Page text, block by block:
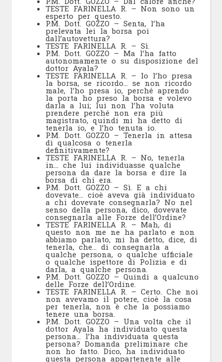
TESTE FARINELLA R. – Non sono un
esperto per questo.
P.M. Dott. GOZZO – Senta, l’ha
prelevata lei la borsa poi
dall’autovettura?
TESTE FARINELLA R. – Sì.
P.M. Dott. GOZZO – Ma l’ha fatto
autonomamente o su disposizione del
dottor Ayala?
TESTE FARINELLA R. – Io l’ho presa
la borsa, se ricordo… se non ricordo
male, l’ho presa io, perché aprendo
la porta ho preso la borsa e volevo
darla a lui; lui non l’ha voluta
prendere perché non era più
magistrato, quindi mi ha detto di
tenerla io, e l’ho tenuta io.
P.M. Dott. GOZZO – Tenerla in attesa
di qualcosa o tenerla
definitivamente?
TESTE FARINELLA R. – No, tenerla
in… che lui individuasse qualche
persona da dare la borsa e dire la
borsa di chi era.
P.M. Dott. GOZZO – Sì. E a chi
dovevate… cioè aveva già individuato
a chi dovevate consegnarla? No nel
senso della persona, dico, dovevate
consegnarla alle Forze dell’Ordine?
TESTE FARINELLA R. – Mah, di
questo non me ne ha parlato e non
abbiamo parlato, mi ha detto, dice, di
tenerla, che… di consegnarla a
qualche persona, o qualche ufficiale
o qualche ispettore di Polizia e di
darla, a qualche persona.
P.M. Dott. GOZZO – Quindi a qualcuno
delle Forze dell’Ordine.
TESTE FARINELLA R. – Certo. Che noi
non avevamo il potere, cioè la cosa
per tenerla, non è che la possiamo
tenere una borsa.
P.M. Dott. GOZZO – Una volta che il
dottor Ayala ha individuato questa
persona… l’ha individuata questa
persona? Domanda preliminare che
non ho fatto. Dico, ha individuato
questa persona appartenente alle